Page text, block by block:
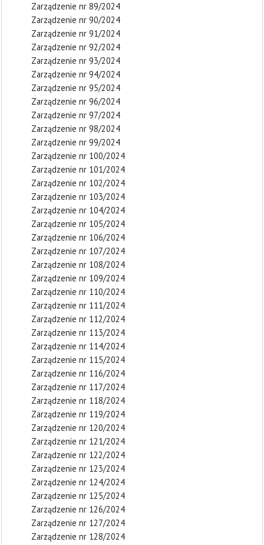
Zarządzenie nr 89/2024
Zarządzenie nr 90/2024
Zarządzenie nr 91/2024
Zarządzenie nr 92/2024
Zarządzenie nr 93/2024
Zarządzenie nr 94/2024
Zarządzenie nr 95/2024
Zarządzenie nr 96/2024
Zarządzenie nr 97/2024
Zarządzenie nr 98/2024
Zarządzenie nr 99/2024
Zarządzenie nr 100/2024
Zarządzenie nr 101/2024
Zarządzenie nr 102/2024
Zarządzenie nr 103/2024
Zarządzenie nr 104/2024
Zarządzenie nr 105/2024
Zarządzenie nr 106/2024
Zarządzenie nr 107/2024
Zarządzenie nr 108/2024
Zarządzenie nr 109/2024
Zarządzenie nr 110/2024
Zarządzenie nr 111/2024
Zarządzenie nr 112/2024
Zarządzenie nr 113/2024
Zarządzenie nr 114/2024
Zarządzenie nr 115/2024
Zarządzenie nr 116/2024
Zarządzenie nr 117/2024
Zarządzenie nr 118/2024
Zarządzenie nr 119/2024
Zarządzenie nr 120/2024
Zarządzenie nr 121/2024
Zarządzenie nr 122/2024
Zarządzenie nr 123/2024
Zarządzenie nr 124/2024
Zarządzenie nr 125/2024
Zarządzenie nr 126/2024
Zarządzenie nr 127/2024
Zarządzenie nr 128/2024